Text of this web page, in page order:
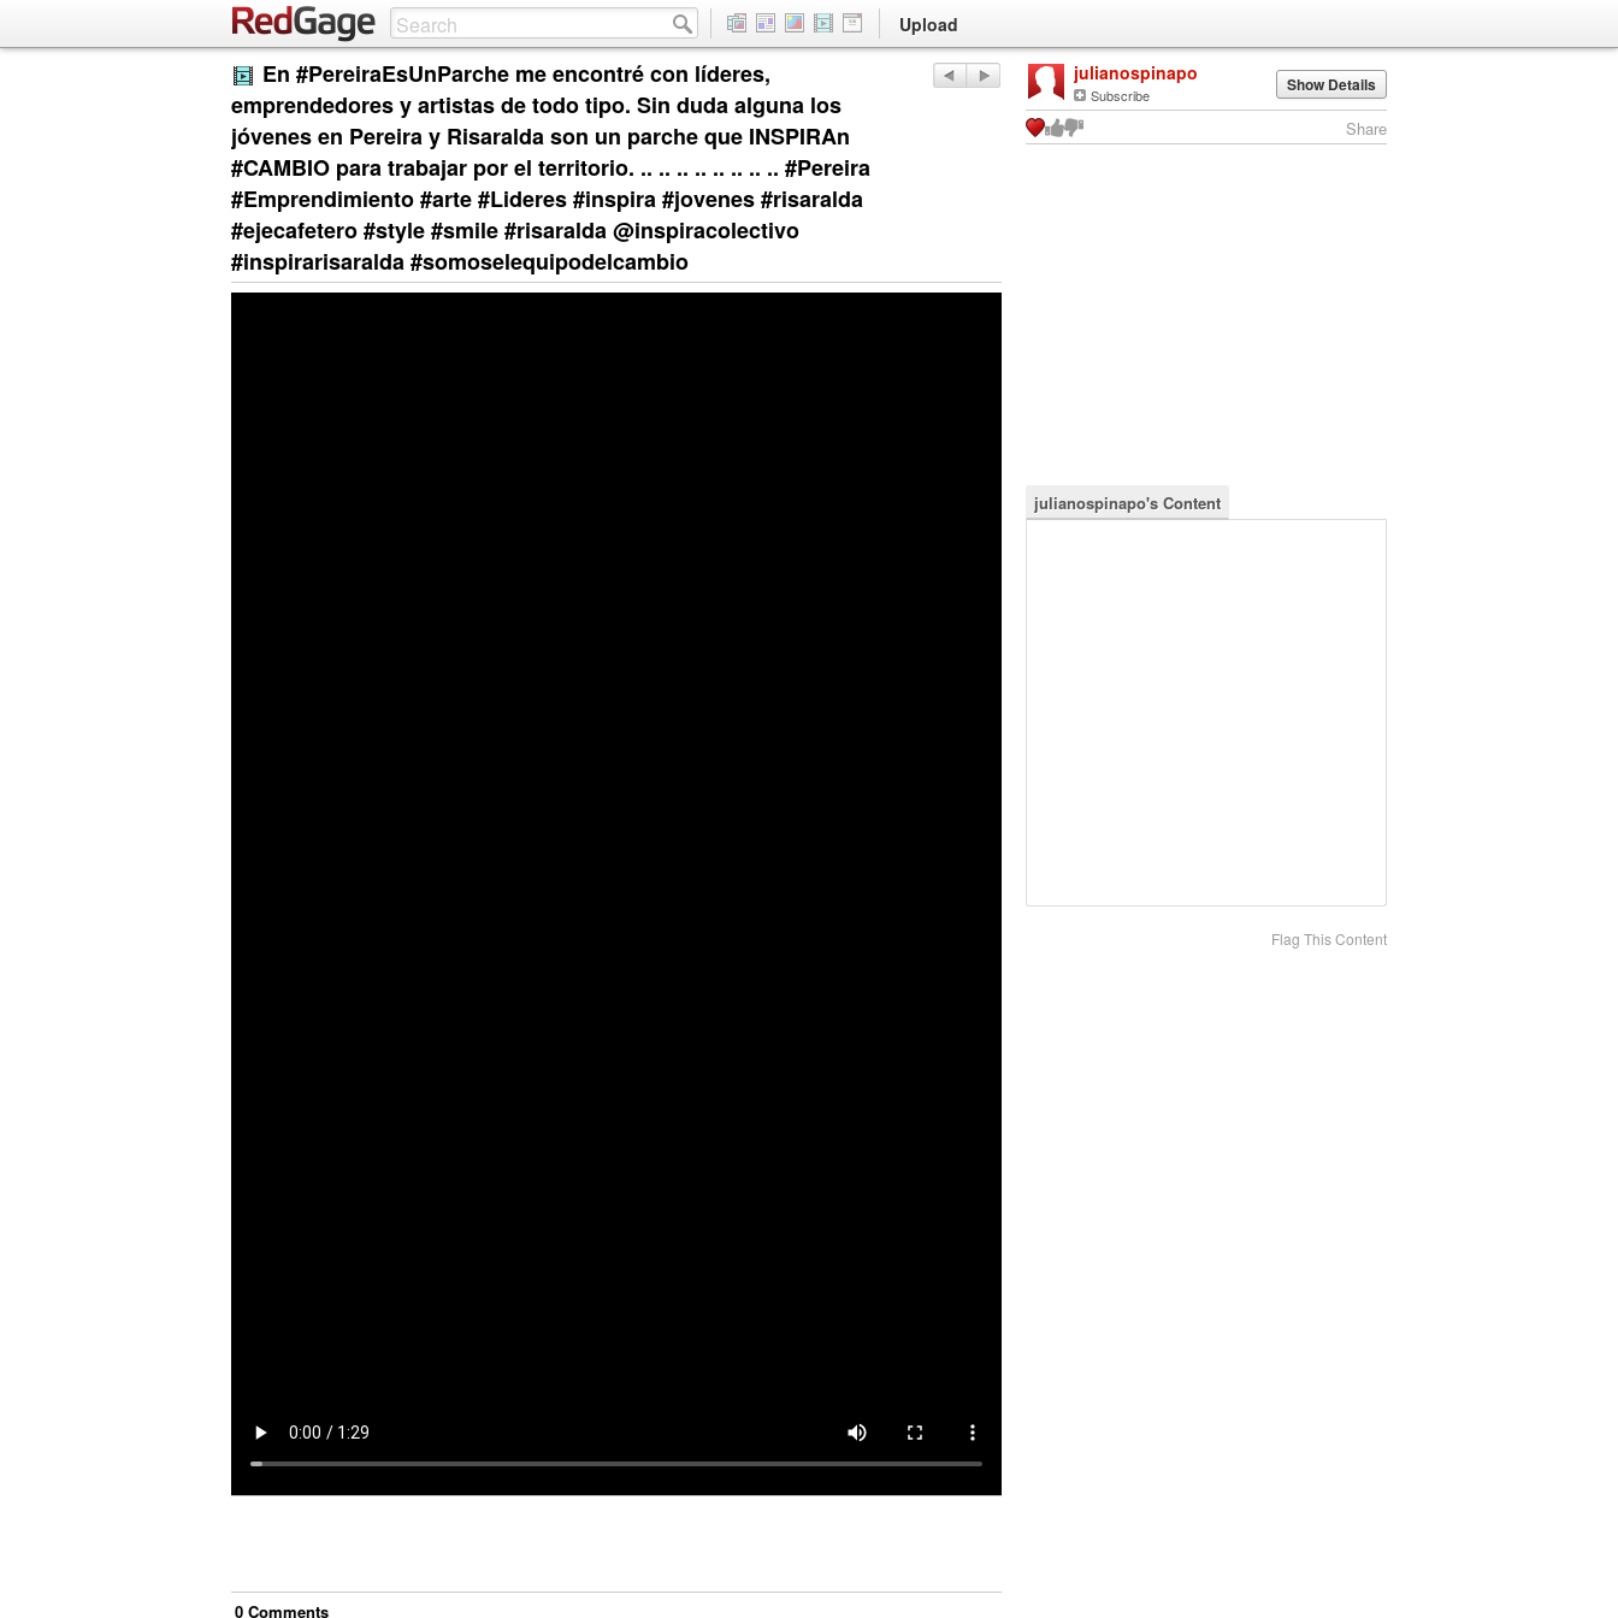
Upload
En #PereiraEsUnParche me encontré con líderes,
emprendedores y artistas de todo tipo. Sin duda alguna los
jóvenes en Pereira y Risaralda son un parche que INSPIRAn
#CAMBIO para trabajar por el territorio. .. .. .. .. .. .. .. .. #Pereira
#Emprendimiento #arte #Lideres #inspira #jovenes #risaralda
#ejecafetero #style #smile #risaralda @inspiracolectivo
#inspirarisaralda #somoselequipodelcambio
0 Comments
julianospinapo
Subscribe Show Details
Share
julianospinapo's Content
Flag This Content